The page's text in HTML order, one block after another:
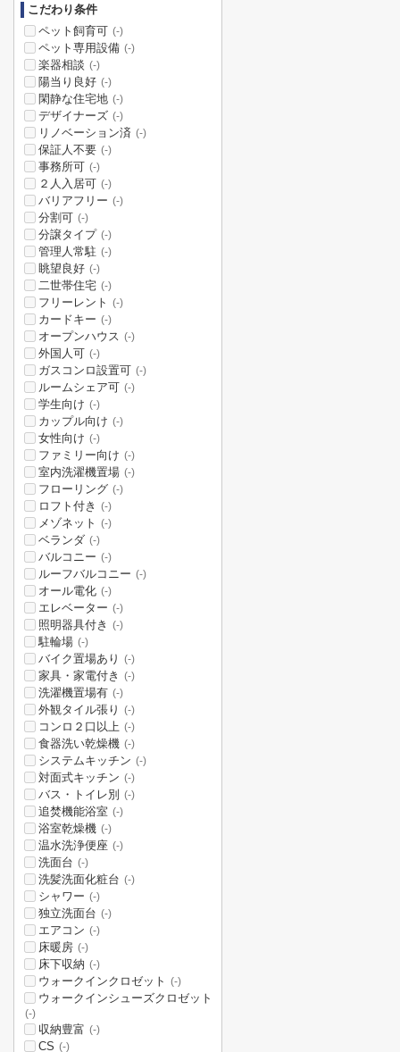
こだわり条件
ペット飼育可 (-)
ペット専用設備 (-)
楽器相談 (-)
陽当り良好 (-)
閑静な住宅地 (-)
デザイナーズ (-)
リノベーション済 (-)
保証人不要 (-)
事務所可 (-)
２人入居可 (-)
バリアフリー (-)
分割可 (-)
分譲タイプ (-)
管理人常駐 (-)
眺望良好 (-)
二世帯住宅 (-)
フリーレント (-)
カードキー (-)
オープンハウス (-)
外国人可 (-)
ガスコンロ設置可 (-)
ルームシェア可 (-)
学生向け (-)
カップル向け (-)
女性向け (-)
ファミリー向け (-)
室内洗濯機置場 (-)
フローリング (-)
ロフト付き (-)
メゾネット (-)
ベランダ (-)
バルコニー (-)
ルーフバルコニー (-)
オール電化 (-)
エレベーター (-)
照明器具付き (-)
駐輪場 (-)
バイク置場あり (-)
家具・家電付き (-)
洗濯機置場有 (-)
外観タイル張り (-)
コンロ２口以上 (-)
食器洗い乾燥機 (-)
システムキッチン (-)
対面式キッチン (-)
バス・トイレ別 (-)
追焚機能浴室 (-)
浴室乾燥機 (-)
温水洗浄便座 (-)
洗面台 (-)
洗髪洗面化粧台 (-)
シャワー (-)
独立洗面台 (-)
エアコン (-)
床暖房 (-)
床下収納 (-)
ウォークインクロゼット (-)
ウォークインシューズクロゼット
(-)
収納豊富 (-)
CS (-)